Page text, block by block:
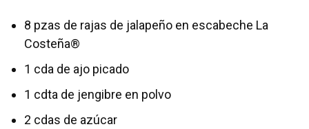
8 pzas de rajas de jalapeño en escabeche La
Costeña®
1 cda de ajo picado
1 cdta de jengibre en polvo
2 cdas de azúcar